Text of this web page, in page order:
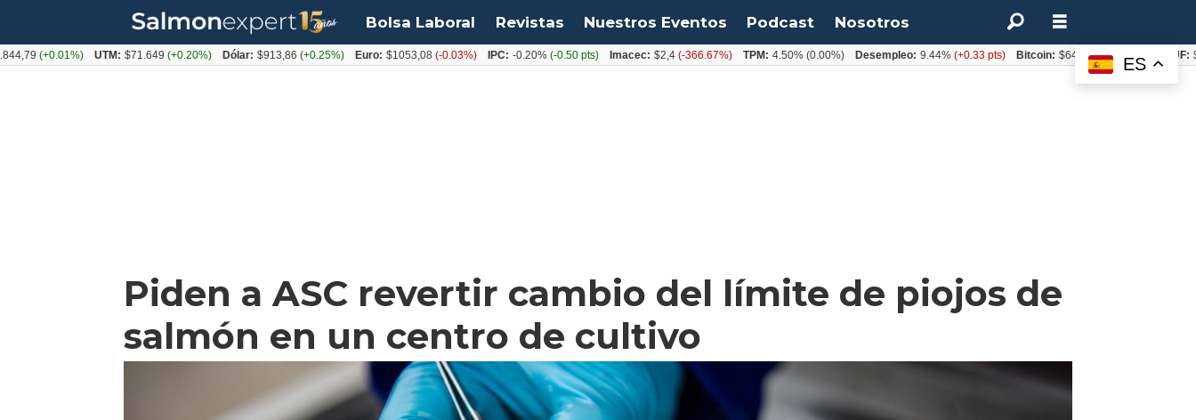
Bolsa Laboral Revistas Nuestros Eventos Podcast Nosotros
Piden a ASC revertir cambio del límite de piojos de
salmón en un centro de cultivo
ES
(+0.01%) UTM: $71.649(+0.20%) Dólar: $913,86(+0.25%) Euro: $1053,08 (-0.03%) IPC: -0.20% (-0.50 pts) Imacec: $2,4(-366.67%) TPM: 4.50%(0.00%) Desempleo: 9.44%(+0.33 pts) Bitcoin: $64.600,08 (+2.93%)